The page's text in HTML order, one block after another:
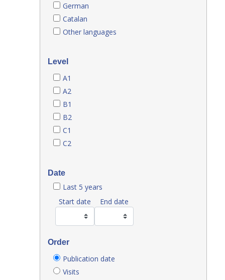
German
Catalan
Other languages
Level
A1
A2
B1
B2
C1
C2
Date
Last 5 years
Start date
End date
Order
Publication date
Visits